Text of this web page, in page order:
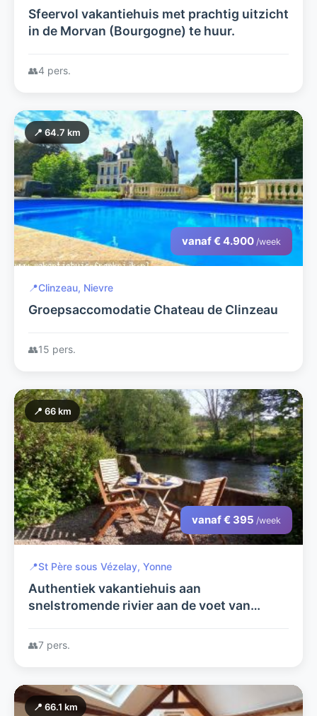
Sfeervol vakantiehuis met prachtig uitzicht
in de Morvan (Bourgogne) te huur.
👥4 pers.
📍 64.7 km
vanaf € 4.900 /week
📍Clinzeau, Nievre
Groepsaccomodatie Chateau de Clinzeau
👥15 pers.
📍 66 km
vanaf € 395 /week
📍St Père sous Vézelay, Yonne
Authentiek vakantiehuis aan
snelstromende rivier aan de voet van
👥7 pers.
📍 66.1 km